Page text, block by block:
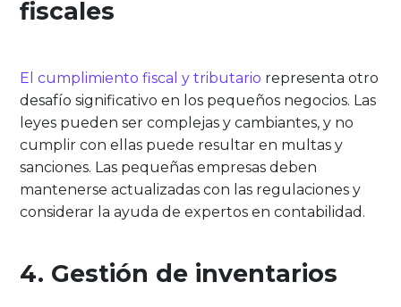
fiscales
El cumplimiento fiscal y tributario representa otro
desafío significativo en los pequeños negocios. Las
leyes pueden ser complejas y cambiantes, y no
cumplir con ellas puede resultar en multas y
sanciones. Las pequeñas empresas deben
mantenerse actualizadas con las regulaciones y
considerar la ayuda de expertos en contabilidad.
4. Gestión de inventarios